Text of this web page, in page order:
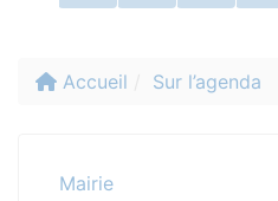
Accueil Sur l’agenda
Mairie